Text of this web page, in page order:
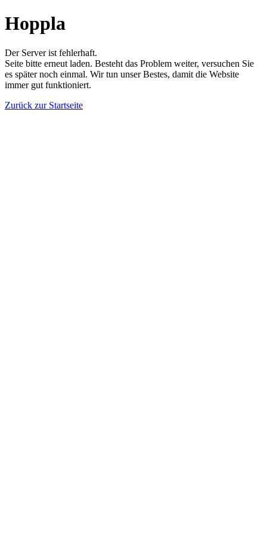
Hoppla
Der Server ist fehlerhaft.
Seite bitte erneut laden. Besteht das Problem weiter, versuchen Sie
es später noch einmal. Wir tun unser Bestes, damit die Website
immer gut funktioniert.
Zurück zur Startseite